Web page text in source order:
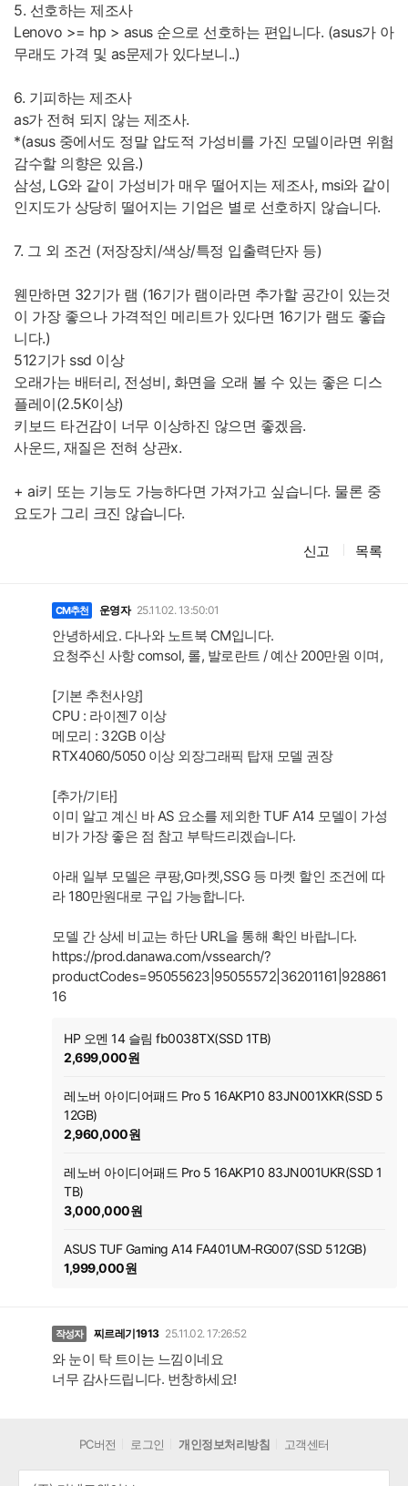
5. 선호하는 제조사
Lenovo >= hp > asus 순으로 선호하는 편입니다. (asus가 아
무래도 가격 및 as문제가 있다보니..)
6. 기피하는 제조사
as가 전혀 되지 않는 제조사.
*(asus 중에서도 정말 압도적 가성비를 가진 모델이라면 위험
감수할 의향은 있음.)
삼성, LG와 같이 가성비가 매우 떨어지는 제조사, msi와 같이
인지도가 상당히 떨어지는 기업은 별로 선호하지 않습니다.
7. 그 외 조건 (저장장치/색상/특정 입출력단자 등)
웬만하면 32기가 램 (16기가 램이라면 추가할 공간이 있는것
이 가장 좋으나 가격적인 메리트가 있다면 16기가 램도 좋습
니다.)
512기가 ssd 이상
오래가는 배터리, 전성비, 화면을 오래 볼 수 있는 좋은 디스
플레이(2.5K이상)
키보드 타건감이 너무 이상하진 않으면 좋겠음.
사운드, 재질은 전혀 상관x.
+ ai키 또는 기능도 가능하다면 가져가고 싶습니다. 물론 중
요도가 그리 크진 않습니다.
신고 목록
CM추천 운영자 25.11.02. 13:50:01
안녕하세요. 다나와 노트북 CM입니다.
요청주신 사항 comsol, 롤, 발로란트 / 예산 200만원 이며,
[기본 추천사양]
CPU : 라이젠7 이상
메모리 : 32GB 이상
RTX4060/5050 이상 외장그래픽 탑재 모델 권장
[추가/기타]
이미 알고 계신 바 AS 요소를 제외한 TUF A14 모델이 가성
비가 가장 좋은 점 참고 부탁드리겠습니다.
아래 일부 모델은 쿠팡,G마켓,SSG 등 마켓 할인 조건에 따
라 180만원대로 구입 가능합니다.
모델 간 상세 비교는 하단 URL을 통해 확인 바랍니다.
https://prod.danawa.com/vssearch/?
productCodes=95055623|95055572|36201161|928861
16
HP 오멘 14 슬림 fb0038TX(SSD 1TB)
2,699,000원
레노버 아이디어패드 Pro 5 16AKP10 83JN001XKR(SSD 5
12GB)
2,960,000원
레노버 아이디어패드 Pro 5 16AKP10 83JN001UKR(SSD 1
TB)
3,000,000원
ASUS TUF Gaming A14 FA401UM-RG007(SSD 512GB)
1,999,000원
작성자 찌르레기1913 25.11.02. 17:26:52
와 눈이 탁 트이는 느낌이네요
너무 감사드립니다. 번창하세요!
PC버전 로그인 개인정보처리방침 고객센터